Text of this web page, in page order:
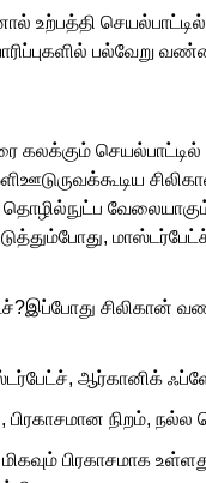
உற்பத்தி
பல்வேறு
கலக்கும்
தொழில்நுட்ப
​​மாஸ்டர்பேட்ச்
சிலிகான்
ஆர்கானிக்
, பிரகாசமான
பிரகாசமாக